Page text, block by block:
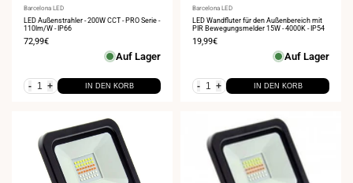
Anbieter:
Barcelona LED
LED Außenstrahler - 200W CCT - PRO Serie -
110lm/W - IP66
Verkaufspreis
72,99€
Auf Lager
- + IN DEN KORB
Anbieter:
Barcelona LED
LED Wandfluter für den Außenbereich mit
PIR Bewegungsmelder 15W - 4000K - IP54
Verkaufspreis
19,99€
Auf Lager
- + IN DEN KORB